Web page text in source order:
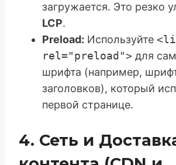
загружается. Это резко
LCP.
Preload: Используйте
rel="preload"> для
шрифта (например,
заголовков), который
первой странице.
4. Сеть и